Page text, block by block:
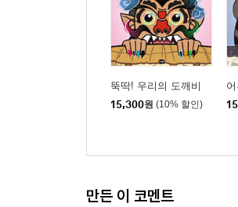
뚝딱! 우리의 도깨비
15,300원 (10% 할인)
만든 이 코멘트